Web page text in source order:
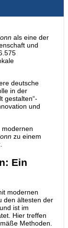
als eine der
und
deutsche
in der
gestalten“-
und
modernen
zu einem
Ein
modernen
den ältesten der
ist im
Hier treffen
Methoden.